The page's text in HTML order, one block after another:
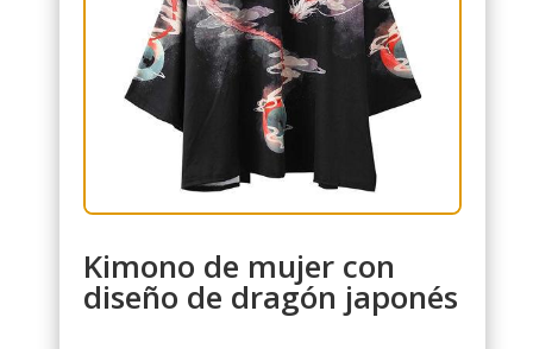
Kimono de mujer con
diseño de dragón japonés